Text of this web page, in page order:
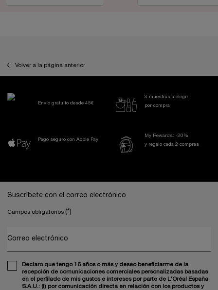
Volver a la página anterior
Envío gratuito desde 45€
3 muestras a elegir
por compra
Pago seguro con Apple Pay
My Rewards: -20%
y regalo cada 2 compras
Suscríbete con el correo electrónico
Campos obligatorios (*)
Correo electrónico
Declaro que tengo 16 años o más y deseo beneficiarme de la
recepción de comunicaciones comerciales personalizadas basadas
en el perfilado de mis gustos e intereses por parte de L'Oréal España
S.A.U.: (i) por comunicación directa en relación con los productos y